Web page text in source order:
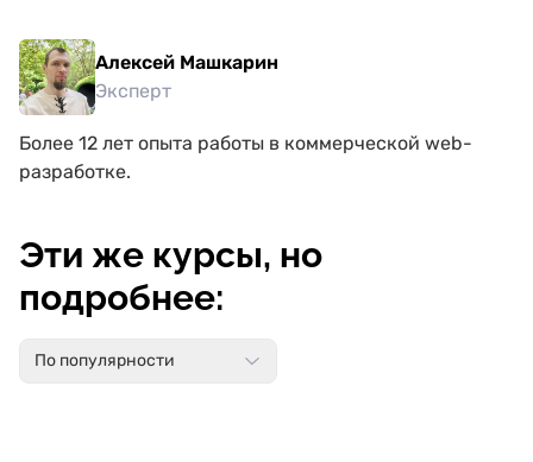
Алексей Машкарин
Эксперт
Более 12 лет опыта работы в коммерческой web-
разработке.
Эти же курсы, но
подробнее:
По популярности